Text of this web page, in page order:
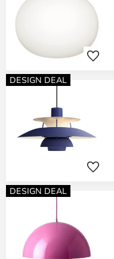
DESIGN DEAL
DESIGN DEAL